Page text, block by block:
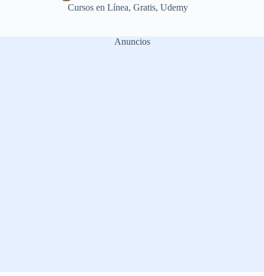
Cursos en Línea,Gratis,Udemy
Anuncios